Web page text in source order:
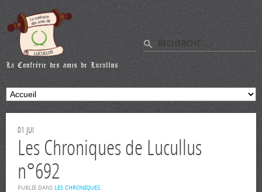
01 JUI
Les Chroniques de Lucullus
n°692
PUBLIÉ DANS LES CHRONIQUES.